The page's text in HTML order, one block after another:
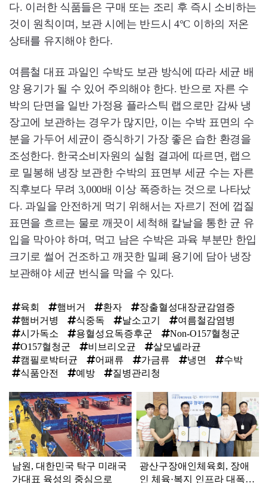
다. 이러한 식품들은 구매 또는 조리 후 즉시 소비하는
것이 원칙이며, 보관 시에는 반드시 4°C 이하의 저온
상태를 유지해야 한다.
여름철 대표 과일인 수박도 보관 방식에 따라 세균 배
양 용기가 될 수 있어 주의해야 한다. 반으로 자른 수
박의 단면을 일반 가정용 플라스틱 랩으로만 감싸 냉
장고에 보관하는 경우가 많지만, 이는 수박 표면의 수
분을 가두어 세균이 증식하기 가장 좋은 습한 환경을
조성한다. 한국소비자원의 실험 결과에 따르면, 랩으
로 밀봉해 냉장 보관한 수박의 표면부 세균 수는 자른
직후보다 무려 3,000배 이상 폭증하는 것으로 나타났
다. 과일을 안전하게 먹기 위해서는 자르기 전에 껍질
표면을 흐르는 물로 깨끗이 세척해 칼날을 통한 균 유
입을 막아야 하며, 먹고 남은 수박은 과육 부분만 한입
크기로 썰어 건조하고 깨끗한 밀폐 용기에 담아 냉장
보관해야 세균 번식을 막을 수 있다.
육회 햄버거 환자
장출혈성대장균감염증
햄버거병
식중독 날소고기
여름철감염병
시가독소
용혈성요독증후군
Non-O157혈청군
O157혈청군
비브리오균
살모넬라균
캠필로박터균
어패류 가금류 냉면
수박
식품안전
예방 질병관리청
탑
라
인
남원, 대한민국 탁구 미래국
가대표 육성의 중심으로
광산구장애인체육회, 장애
인 체육·복지 인프라 대폭